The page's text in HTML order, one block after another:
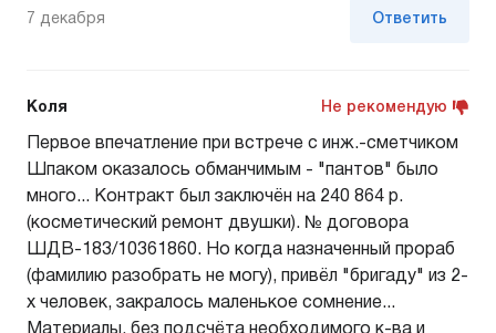
7 декабря Ответить
Коля Не рекомендую
Первое впечатление при встрече с инж.-сметчиком
Шпаком оказалось обманчимым - "пантов" было
много... Контракт был заключён на 240 864 р.
(косметический ремонт двушки). № договора
ШДВ-183/10361860. Но когда назначенный прораб
(фамилию разобрать не могу), привёл "бригаду" из 2-
х человек, закралось маленькое сомнение...
Материалы, без подсчёта необходимого к-ва и